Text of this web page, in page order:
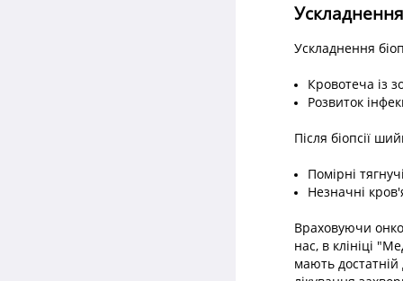
Ускладнення
Кровотеча із
Розвиток
Після біопсії
Помірні
Незначні
Враховуючи
нас, в клініці
мають достатній